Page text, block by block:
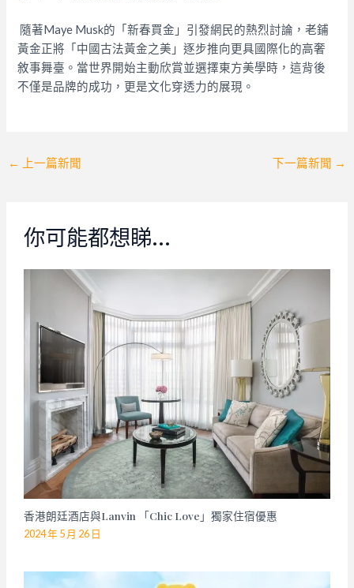
隨著Maye Musk的「新春買金」引發網民的熱烈討論，老鋪
黃金正將「中國古法黃金之美」逐步推向更具國際化的高奢
敘事舞臺。當世界開始主動欣賞並選擇東方美學時，這背後
不僅是品牌的成功，更是文化穿透力的展現。
Post
← 上一篇新聞 下一篇新聞 →
你可能都想睇…
香港朗廷酒店與Lanvin 「Chic Love」獨家住宿優惠
2024 年 5 月 26 日